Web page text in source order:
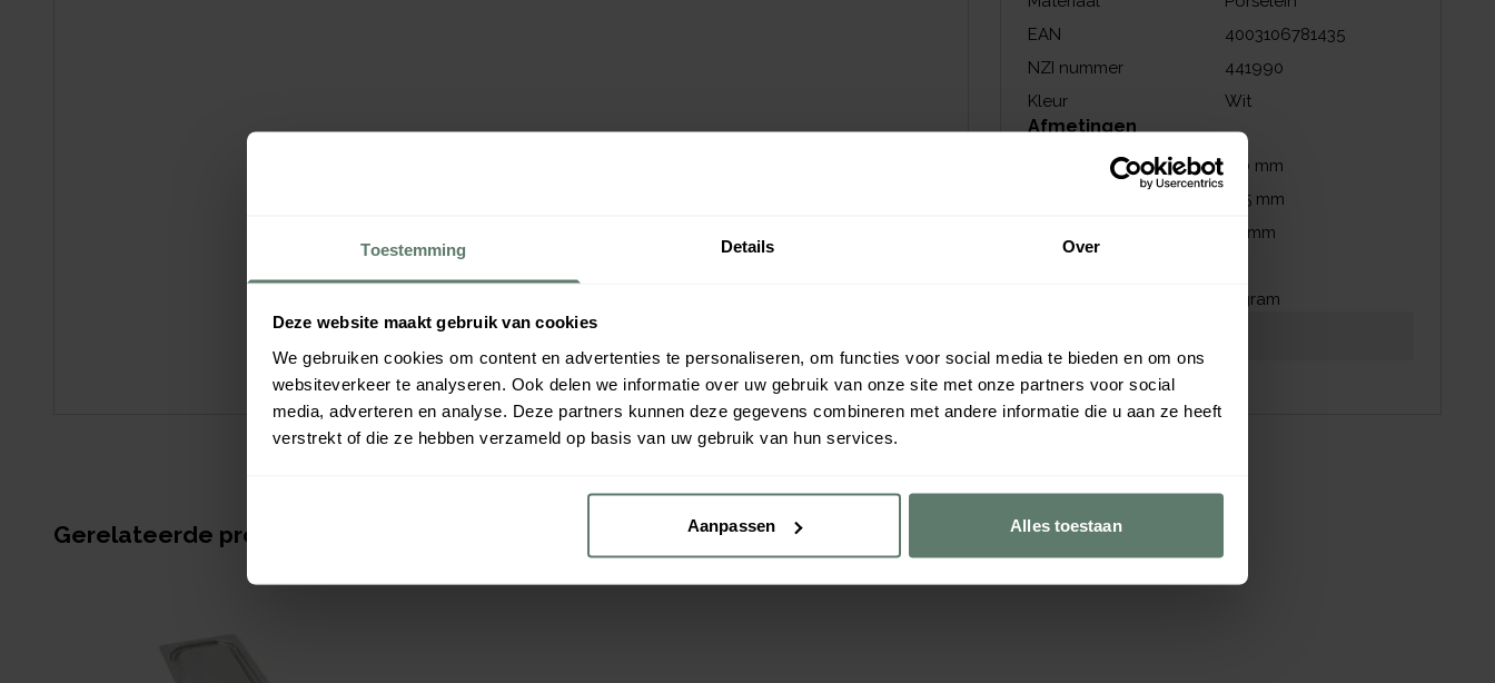
Toestemming Details Over
Deze website maakt gebruik van cookies
We gebruiken cookies om content en advertenties te personaliseren, om functies voor social media te bieden en om ons
websiteverkeer te analyseren. Ook delen we informatie over uw gebruik van onze site met onze partners voor social
media, adverteren en analyse. Deze partners kunnen deze gegevens combineren met andere informatie die u aan ze heeft
verstrekt of die ze hebben verzameld op basis van uw gebruik van hun services.
Aanpassen Alles toestaan
EAN
4003106781435
NZI nummer
441990
Kleur
Wit
Afmetingen
310 mm
165 mm
mm
gram
Download afbeeldingen
Gerelateerde producten